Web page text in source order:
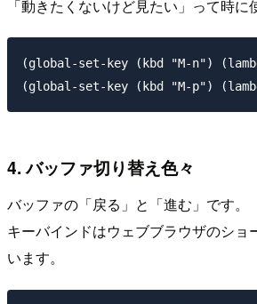
「動きたくないけど見たい」って時に
(global-set-key (kbd "M-n")
4. バッファ切り替え色々
バッファの「戻る」と「進む」です。
キーバインドはウェブブラウザのショ
います。